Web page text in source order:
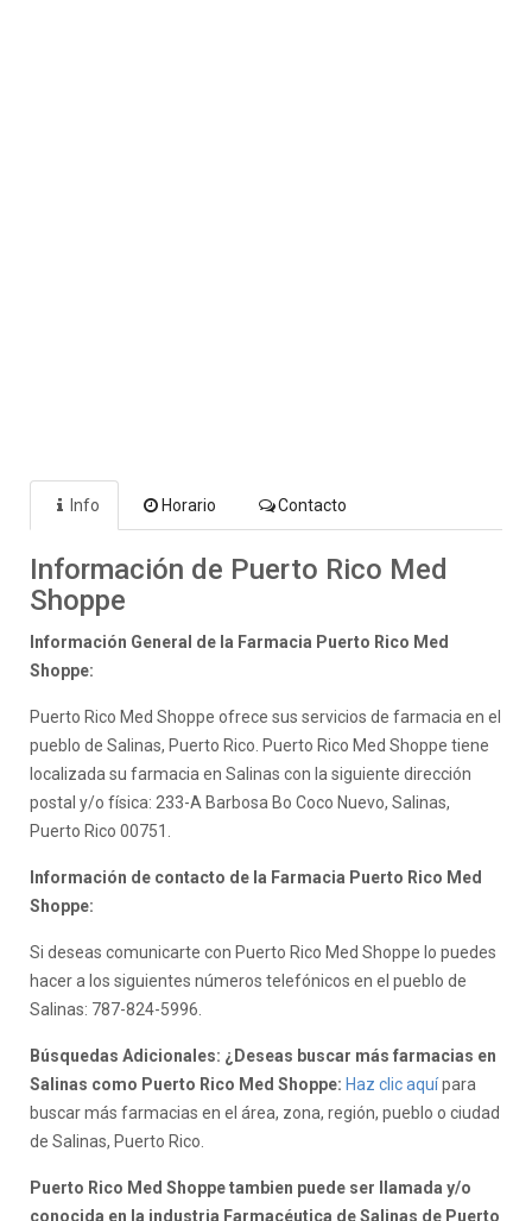
Info Horario Contacto
Información de Puerto Rico Med
Shoppe
Información General de la Farmacia Puerto Rico Med
Shoppe:
Puerto Rico Med Shoppe ofrece sus servicios de farmacia en el
pueblo de Salinas, Puerto Rico. Puerto Rico Med Shoppe tiene
localizada su farmacia en Salinas con la siguiente dirección
postal y/o física: 233-A Barbosa Bo Coco Nuevo, Salinas,
Puerto Rico 00751.
Información de contacto de la Farmacia Puerto Rico Med
Shoppe:
Si deseas comunicarte con Puerto Rico Med Shoppe lo puedes
hacer a los siguientes números telefónicos en el pueblo de
Salinas: 787-824-5996.
Búsquedas Adicionales: ¿Deseas buscar más farmacias en
Salinas como Puerto Rico Med Shoppe: Haz clic aquípara
buscar más farmacias en el área, zona, región, pueblo o ciudad
de Salinas, Puerto Rico.
Puerto Rico Med Shoppe tambien puede ser llamada y/o
conocida en la industria Farmacéutica de Salinas de Puerto